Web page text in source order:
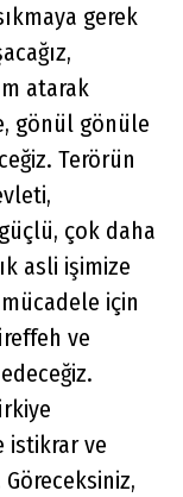
gerek
atarak
gönül gönüle
Terörün
çok daha
asli işimize
için
ve
istikrar ve